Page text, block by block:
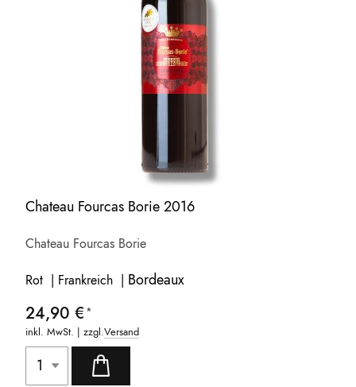
Chateau Fourcas Borie 2016
Chateau Fourcas Borie
Rot | Frankreich | Bordeaux
24,90 €
inkl. MwSt. | zzgl.Versand